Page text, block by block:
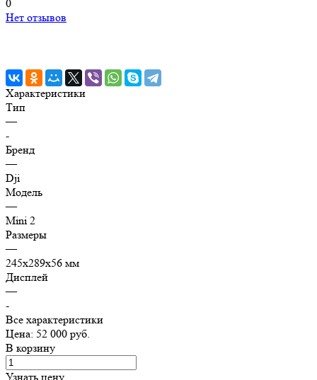
0
Нет отзывов
Характеристики
Тип
—
-
Бренд
—
Dji
Модель
—
Mini 2
Размеры
—
245x289x56 мм
Дисплей
—
-
Все характеристики
Цена: 52 000 руб.
В корзину
Узнать цену